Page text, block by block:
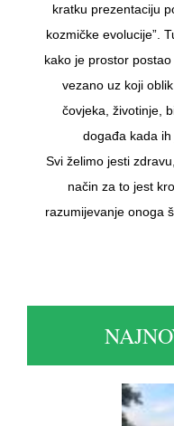
kratku prezentaciju
kozmičke evolucije”.
kako je prostor
vezano uz koji
čovjeka, životinje,
događa kada ih
Svi želimo jesti
način za to jest
razumijevanje onoga